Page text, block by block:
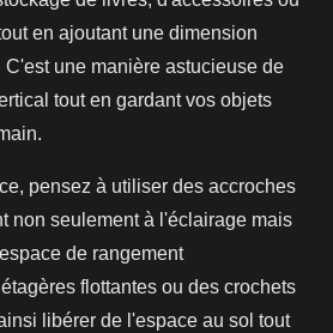
en ajoutant une dimension
une manière astucieuse de
tout en gardant vos objets
pensez à utiliser des accroches
non seulement à l'éclairage mais
de rangement
flottantes ou des crochets
libérer de l'espace au sol tout